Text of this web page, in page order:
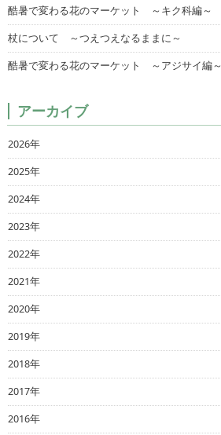
酷暑で変わる花のマーケット ～キク科編～
杖について ～つえつえなるままに～
酷暑で変わる花のマーケット ～アジサイ編～
アーカイブ
2026年
2025年
2024年
2023年
2022年
2021年
2020年
2019年
2018年
2017年
2016年